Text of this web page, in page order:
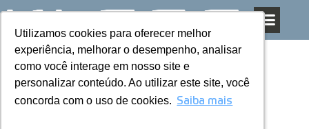
Utilizamos cookies para oferecer melhor
experiência, melhorar o desempenho, analisar
como você interage em nosso site e
personalizar conteúdo. Ao utilizar este site, você
concorda com o uso de cookies. Saiba mais
Utilizamos cookies para oferecer melhor
experiência, melhorar o desempenho, analisar
como você interage em nosso site e
personalizar conteúdo. Ao utilizar este site, você
concorda com o uso de cookies. Saiba mais
Pular
para
o
conteúdo
SHORTCODE ESTÁ FUNCIONANDO!!!!